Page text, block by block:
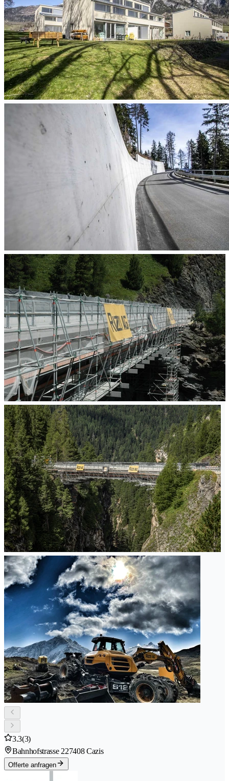
3.3(3)
Bahnhofstrasse 227408 Cazis
Offerte anfragen